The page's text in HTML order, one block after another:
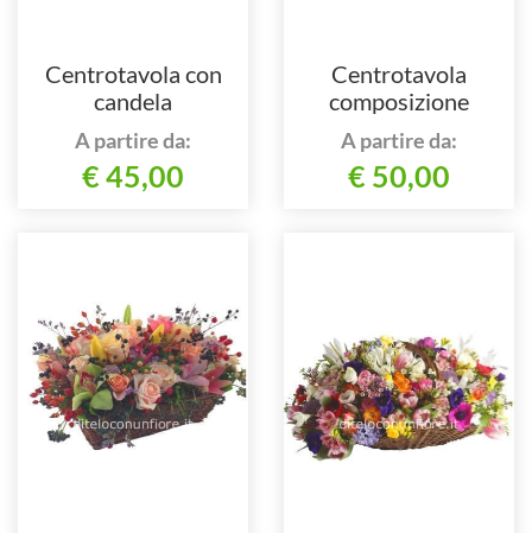
Centrotavola con
candela
A partire da:
€ 45,00
Centrotavola
composizione
assortita.
A partire da:
€ 50,00